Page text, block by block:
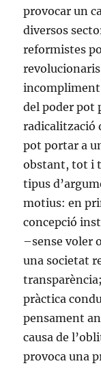
provocar un
diversos
reformistes
incompliment
del poder pot
radicalització
pot portar a
obstant, tot i
tipus
motius: en
concepció
–sense voler
una societat
pràctica
pensament
causa de
provoca una